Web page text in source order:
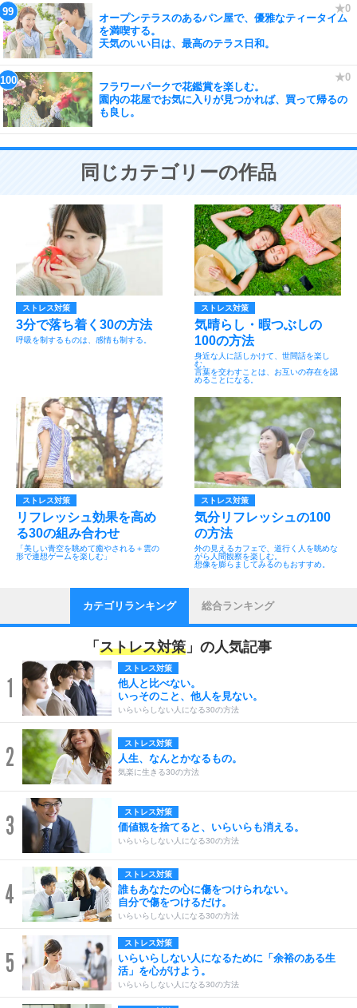
オープンテラスのあるパン屋で、優雅なティータイム
を満喫する。
天気のいい日は、最高のテラス日和。
フラワーパークで花鑑賞を楽しむ。
園内の花屋でお気に入りが見つかれば、買って帰るの
も良し。
同じカテゴリーの作品
ストレス対策
3分で落ち着く30の方法
呼吸を制するものは、感情も制する。
ストレス対策
気晴らし・暇つぶしの
100の方法
身近な人に話しかけて、世間話を楽し
む。
言葉を交わすことは、お互いの存在を認
めることになる。
ストレス対策
リフレッシュ効果を高め
る30の組み合わせ
「美しい青空を眺めて癒やされる＋雲の
形で連想ゲームを楽しむ」
ストレス対策
気分リフレッシュの100
の方法
外の見えるカフェで、道行く人を眺めな
がら人間観察を楽しむ。
想像を膨らましてみるのもおすすめ。
カテゴリランキング 総合ランキング
「 ストレス対策 」の人気記事
1
ストレス対策
他人と比べない。
いっそのこと、他人を見ない。
いらいらしない人になる30の方法
2 ストレス対策
人生、なんとかなるもの。
気楽に生きる30の方法
3 ストレス対策
価値観を捨てると、いらいらも消える。
いらいらしない人になる30の方法
4
ストレス対策
誰もあなたの心に傷をつけられない。
自分で傷をつけるだけ。
いらいらしない人になる30の方法
5
ストレス対策
いらいらしない人になるために「余裕のある生
活」を心がけよう。
いらいらしない人になる30の方法